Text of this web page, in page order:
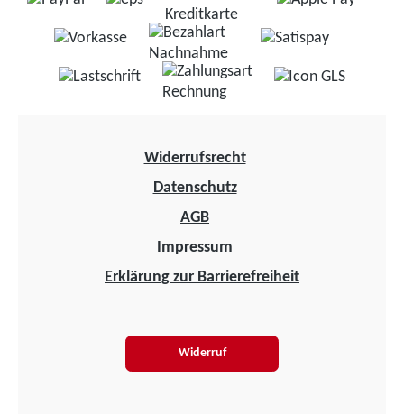
Widerrufsrecht
Datenschutz
AGB
Impressum
Erklärung zur Barrierefreiheit
Widerruf